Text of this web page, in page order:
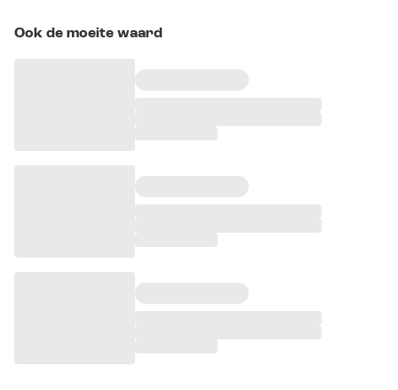
Ook de moeite waard